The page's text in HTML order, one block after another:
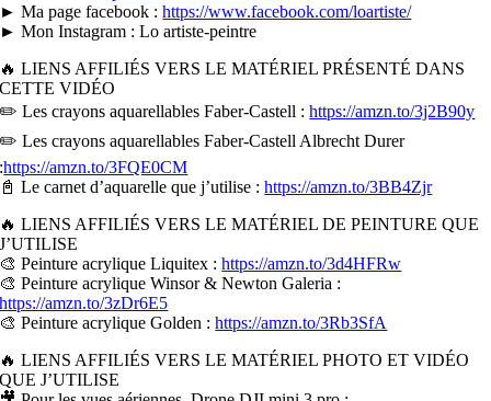
► Ma page facebook :https://www.facebook.com/loartiste/
► Mon Instagram : Lo artiste-peintre
🔥 LIENS AFFILIÉS VERS LE MATÉRIEL PRÉSENTÉ DANS
CETTE VIDÉO
✏️ Les crayons aquarellables Faber-Castell :https://amzn.to/3j2B90y
✏️ Les crayons aquarellables Faber-Castell Albrecht Durer
:https://amzn.to/3FQE0CM
📓 Le carnet d’aquarelle que j’utilise :https://amzn.to/3BB4Zjr
🔥 LIENS AFFILIÉS VERS LE MATÉRIEL DE PEINTURE QUE
J’UTILISE
🎨 Peinture acrylique Liquitex :https://amzn.to/3d4HFRw
🎨 Peinture acrylique Winsor & Newton Galeria :
https://amzn.to/3zDr6E5
🎨 Peinture acrylique Golden :https://amzn.to/3Rb3SfA
🔥 LIENS AFFILIÉS VERS LE MATÉRIEL PHOTO ET VIDÉO
QUE J’UTILISE